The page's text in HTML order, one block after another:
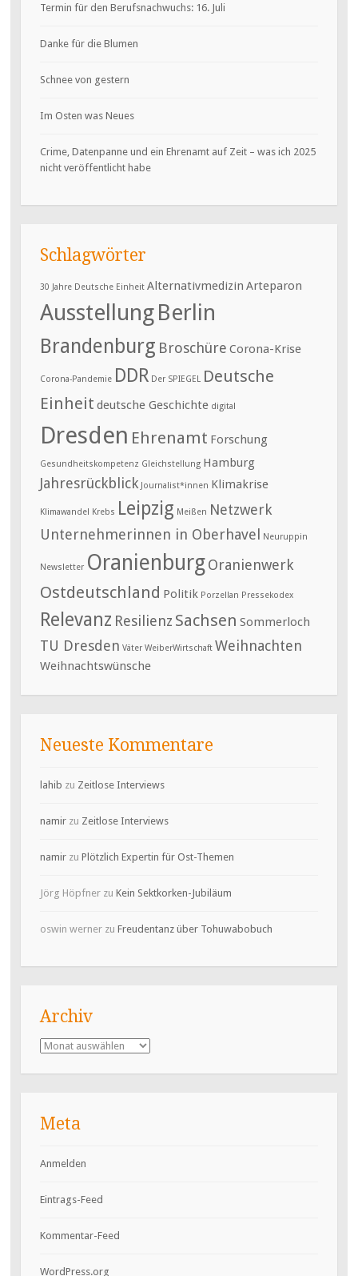
Termin für den Berufsnachwuchs: 16. Juli
Danke für die Blumen
Schnee von gestern
Im Osten was Neues
Crime, Datenpanne und ein Ehrenamt auf Zeit – was ich 2025
nicht veröffentlicht habe
Schlagwörter
30 Jahre Deutsche Einheit Alternativmedizin Arteparon
AusstellungBerlin
Brandenburg Broschüre Corona-Krise
Corona-Pandemie DDR Der SPIEGEL Deutsche
Einheit deutsche Geschichte digital
Dresden Ehrenamt Forschung
Gesundheitskompetenz Gleichstellung Hamburg
Jahresrückblick Journalist*innen Klimakrise
Klimawandel Krebs Leipzig Meißen Netzwerk
Unternehmerinnen in Oberhavel
Neuruppin
Newsletter OranienburgOranienwerk
Ostdeutschland Politik Porzellan Pressekodex
Relevanz Resilienz Sachsen Sommerloch
TU Dresden Väter WeiberWirtschaft Weihnachten
Weihnachtswünsche
Neueste Kommentare
lahib zu Zeitlose Interviews
namirzu Zeitlose Interviews
namirzu Plötzlich Expertin für Ost-Themen
Jörg Höpfnerzu Kein Sektkorken-Jubiläum
oswin wernerzu Freudentanz über Tohuwabobuch
Archiv
Archiv
Meta
Anmelden
Eintrags-Feed
Kommentar-Feed
WordPress.org